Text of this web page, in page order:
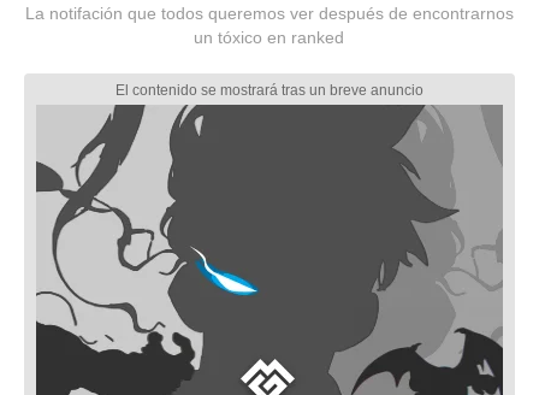
La notifación que todos queremos ver después de encontrarnos
un tóxico en ranked